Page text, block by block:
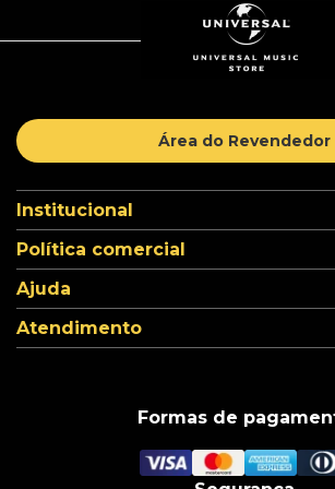
Área do Revendedor
Institucional
Política comercial
Ajuda
Atendimento
Formas de